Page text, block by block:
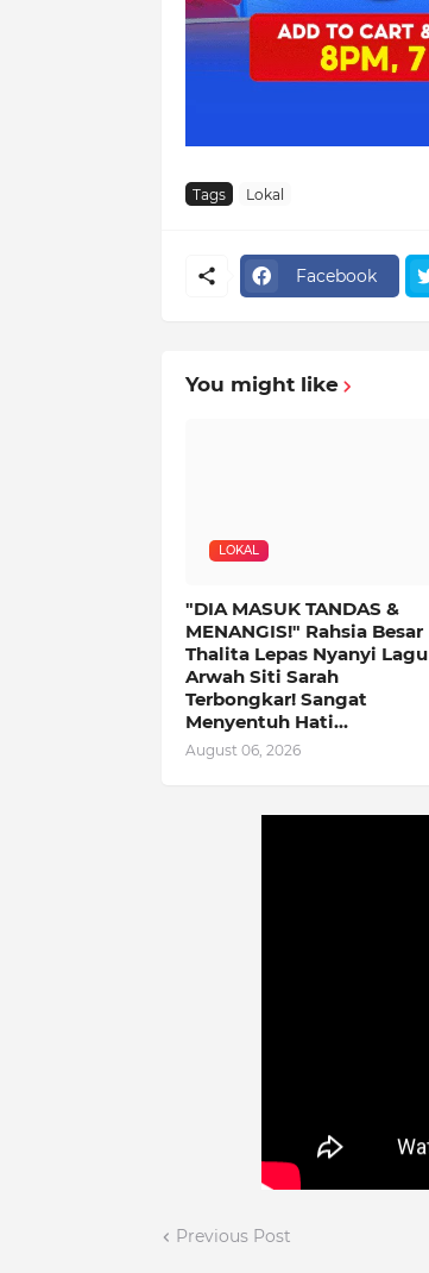
Tags Lokal
Facebook
You might like
LOKAL
"DIA MASUK TANDAS &
MENANGIS!" Rahsia Besar
Thalita Lepas Nyanyi Lagu
Arwah Siti Sarah
Terbongkar! Sangat
Menyentuh Hati...
August 06, 2026
Previous Post